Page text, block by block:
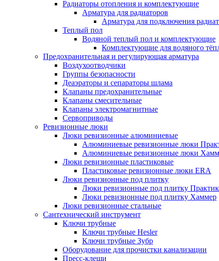
Радиаторы отопления и комплектующие
Арматура для радиаторов
Арматура для подключения
Теплый пол
Водяной теплый пол и комплектующие
Комплектующие для водяного
Предохранительная и регулирующая арматура
Воздухоотводчики
Группы безопасности
Деаэраторы и сепараторы шлама
Клапаны предохранительные
Клапаны смесительные
Клапаны электромагнитные
Сервоприводы
Ревизионные люки
Люки ревизионные алюминиевые
Алюминиевые ревизионные люки
Алюминиевые ревизионные люки
Люки ревизионные пластиковые
Пластиковые ревизионные люки ERA
Люки ревизионные под плитку
Люки ревизионные под плитку
Люки ревизионные под плитку Хаммер
Люки ревизионные стальные
Сантехнический инструмент
Ключи трубные
Ключи трубные Hesler
Ключи трубные Зубр
Оборудование для прочистки канализации
Пресс-клещи